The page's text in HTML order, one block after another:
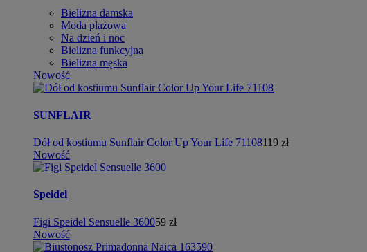
Bielizna damska
Moda plażowa
Na dzień i noc
Bielizna funkcyjna
Bielizna męska
Nowość
SUNFLAIR
Dół od kostiumu Sunflair Color Up Your Life 71108119 zł
Nowość
Speidel
Figi Speidel Sensuelle 360059 zł
Nowość